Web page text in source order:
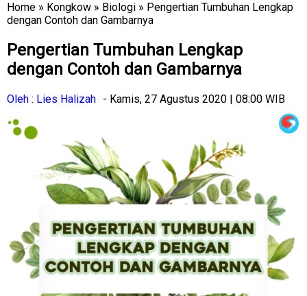
Home » Kongkow » Biologi » Pengertian Tumbuhan Lengkap
dengan Contoh dan Gambarnya
Pengertian Tumbuhan Lengkap
dengan Contoh dan Gambarnya
Oleh : Lies Halizah - Kamis, 27 Agustus 2020 | 08:00 WIB